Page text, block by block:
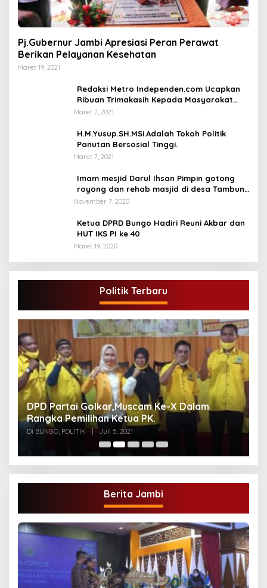
Pj.Gubernur Jambi Apresiasi Peran Perawat
Berikan Pelayanan Kesehatan
Maret 19, 2021
Redaksi Metro Independen.com Ucapkan
Ribuan Trimakasih Kepada Masyarakat
Pengunjung Dan Pembaca.
Maret 7, 2021
H.M.Yusup.SH.MSi.Adalah Tokoh Politik
Panutan Bersosial Tinggi.
Maret 7, 2021
Imam mesjid Darul Ihsan Pimpin gotong
royong dan rehab masjid di desa Tambun
Arang Kecamatan Sumay, kabupaten tebo
November 7, 2020
Ketua DPRD Bungo Hadiri Reuni Akbar dan
HUT IKS PI ke 40
Maret 19, 2020
Politik Terbaru
DPD Partai Golkar,Muscam Ke-X Dalam
Rangka Pemilihan Ketua PK.
Di BUNGO, POLITIK Juli 5, 2021
Berita Jambi